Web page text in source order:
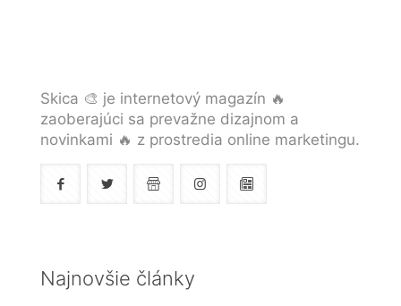
Skica 🎨 je internetový magazín 🔥
zaoberajúci sa prevažne dizajnom a
novinkami 🔥 z prostredia online marketingu.
Najnovšie články